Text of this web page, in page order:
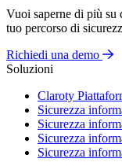
Vuoi saperne di più su
tuo percorso di
Richiedi una demo
Soluzioni
Claroty
Sicurezza
Sicurezza
Sicurezza
Sicurezza